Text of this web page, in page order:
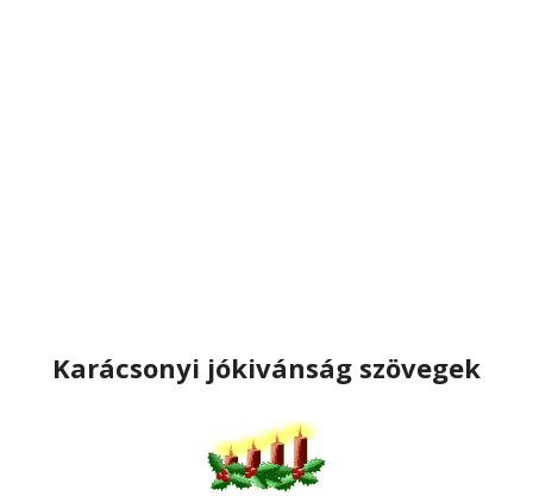
Karácsonyi jókivánság szövegek